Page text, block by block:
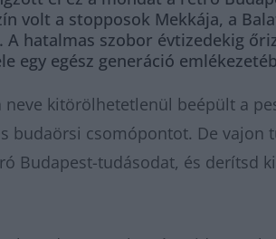
volt a stopposok Mekkája, a
hatalmas szobor évtizedekig
egy egész generáció
kitörölhetetlenül beépült a
budaörsi csomópontot. De vajon
Budapest-tudásodat, és derítsd